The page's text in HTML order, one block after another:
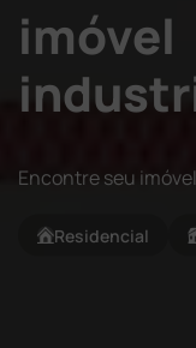
imóvel
Encontre seu
Residencial